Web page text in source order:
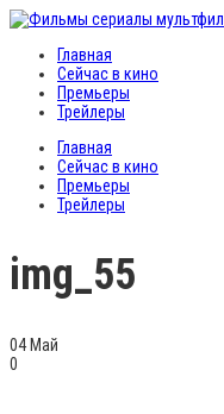
Главная
Сейчас в кино
Премьеры
Трейлеры
Главная
Сейчас в кино
Премьеры
Трейлеры
img_55
04 Май
0